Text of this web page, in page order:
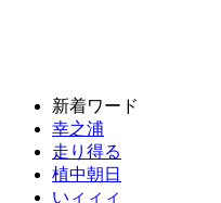
新着ワード
幸之浦
走り得る
植中朝日
いィィィ